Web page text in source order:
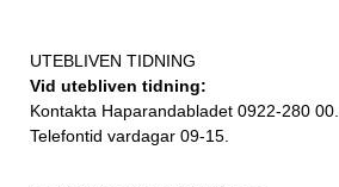
UTEBLIVEN TIDNING
Vid utebliven tidning:
Kontakta Haparandabladet 0922-280 00.
Telefontid vardagar 09-15.